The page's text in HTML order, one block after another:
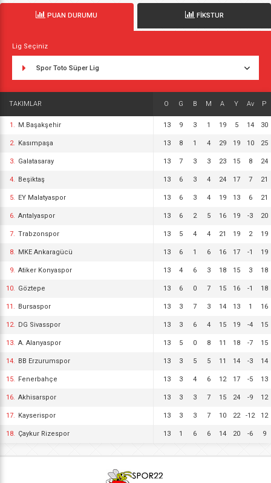
PUAN DURUMU FİKSTUR
Lig Seçiniz
Spor Toto Süper Lig
TAKIMLAR O G B M A Y Av P
1. M.Başakşehir 13 9 3 1 19 5 14 30
2. Kasımpaşa 13 8 1 4 29 19 10 25
3. Galatasaray 13 7 3 3 23 15 8 24
4. Beşiktaş 13 6 3 4 24 17 7 21
5. EY Malatyaspor 13 6 3 4 19 13 6 21
6. Antalyaspor 13 6 2 5 16 19 -3 20
7. Trabzonspor 13 5 4 4 21 19 2 19
8. MKE Ankaragücü 13 6 1 6 16 17 -1 19
9. Atiker Konyaspor 13 4 6 3 18 15 3 18
10. Göztepe 13 6 0 7 15 16 -1 18
11. Bursaspor 13 3 7 3 14 13 1 16
12. DG Sivasspor 13 3 6 4 15 19 -4 15
13. A. Alanyaspor 13 5 0 8 11 18 -7 15
14. BB Erzurumspor 13 3 5 5 11 14 -3 14
15. Fenerbahçe 13 3 4 6 12 17 -5 13
16. Akhisarspor 13 3 3 7 15 24 -9 12
17. Kayserispor 13 3 3 7 10 22 -12 12
18. Çaykur Rizespor 13 1 6 6 14 20 -6 9